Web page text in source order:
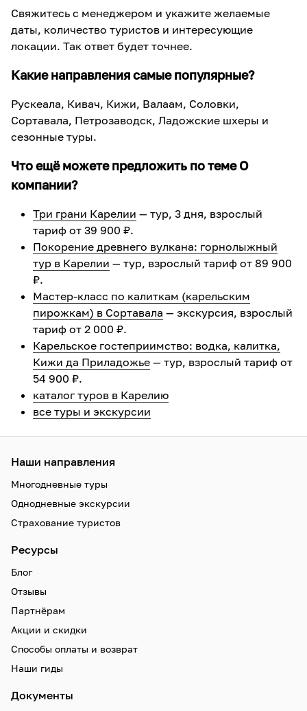
Свяжитесь с менеджером и укажите желаемые
даты, количество туристов и интересующие
локации. Так ответ будет точнее.
Какие направления самые популярные?
Рускеала, Кивач, Кижи, Валаам, Соловки,
Сортавала, Петрозаводск, Ладожские шхеры и
сезонные туры.
Что ещё можете предложить по теме О
компании?
Три грани Карелии — тур, 3 дня, взрослый
тариф от 39 900 ₽.
Покорение древнего вулкана: горнолыжный
тур в Карелии — тур, взрослый тариф от 89 900
₽.
Мастер-класс по калиткам (карельским
пирожкам) в Сортавала — экскурсия, взрослый
тариф от 2 000 ₽.
Карельское гостеприимство: водка, калитка,
Кижи да Приладожье — тур, взрослый тариф от
54 900 ₽.
каталог туров в Карелию
все туры и экскурсии
Наши направления
Многодневные туры
Однодневные экскурсии
Страхование туристов
Ресурсы
Блог
Отзывы
Партнёрам
Акции и скидки
Способы оплаты и возврат
Наши гиды
Документы